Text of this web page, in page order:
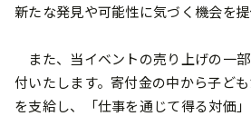
新たな発見や可能性に気づく機会を提
また、当イベントの売り上げの一
付いたします。寄付金の中から子ど
を支給し、「仕事を通じて得る対価